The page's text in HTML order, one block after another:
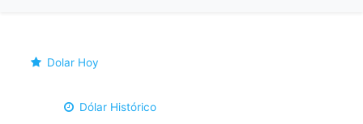
Dolar Hoy
Dólar Histórico